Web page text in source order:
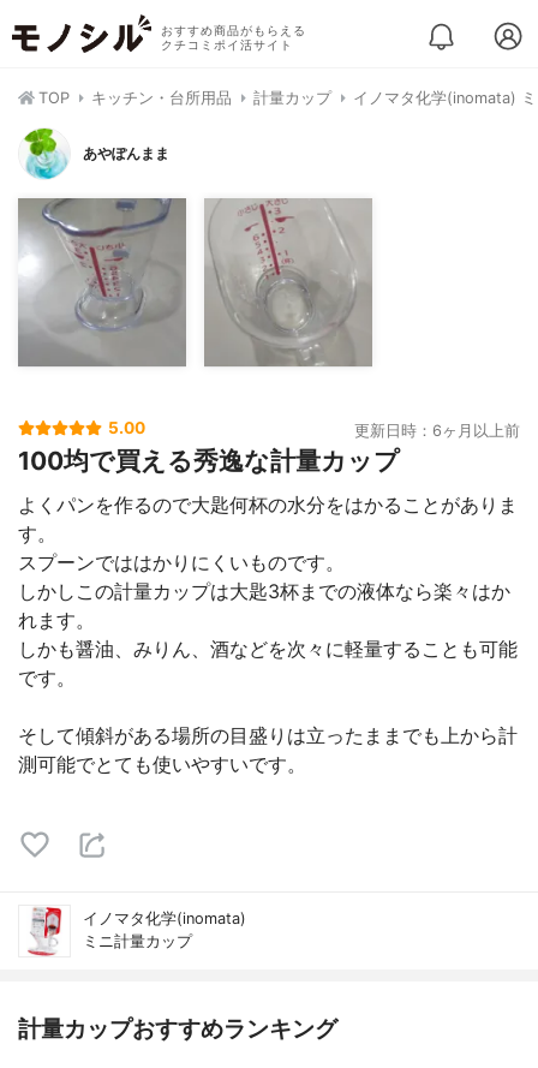
おすすめ商品がもらえる
クチコミポイ活サイト
TOP キッチン・台所用品 計量カップ イノマタ化学(inomata)
あやぽんまま
5.00 更新日時：6ヶ月以上前
100均で買える秀逸な計量カップ
よくパンを作るので大匙何杯の水分をはかることがありま
す。
スプーンでははかりにくいものです。
しかしこの計量カップは大匙3杯までの液体なら楽々はか
れます。
しかも醤油、みりん、酒などを次々に軽量することも可能
です。
そして傾斜がある場所の目盛りは立ったままでも上から計
測可能でとても使いやすいです。
イノマタ化学(inomata)
ミニ計量カップ
計量カップおすすめランキング